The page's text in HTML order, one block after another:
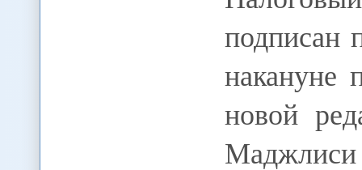
подписан
накануне
новой